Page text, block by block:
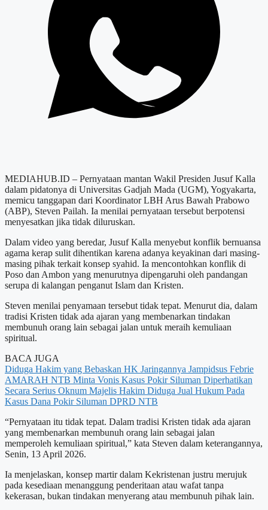
MEDIAHUB.ID – Pernyataan mantan Wakil Presiden Jusuf Kalla
dalam pidatonya di Universitas Gadjah Mada (UGM), Yogyakarta,
memicu tanggapan dari Koordinator LBH Arus Bawah Prabowo
(ABP), Steven Pailah. Ia menilai pernyataan tersebut berpotensi
menyesatkan jika tidak diluruskan.
Dalam video yang beredar, Jusuf Kalla menyebut konflik bernuansa
agama kerap sulit dihentikan karena adanya keyakinan dari masing-
masing pihak terkait konsep syahid. Ia mencontohkan konflik di
Poso dan Ambon yang menurutnya dipengaruhi oleh pandangan
serupa di kalangan penganut Islam dan Kristen.
Steven menilai penyamaan tersebut tidak tepat. Menurut dia, dalam
tradisi Kristen tidak ada ajaran yang membenarkan tindakan
membunuh orang lain sebagai jalan untuk meraih kemuliaan
spiritual.
BACA JUGA
Diduga Hakim yang Bebaskan HK Jaringannya Jampidsus Febrie
AMARAH NTB Minta Vonis Kasus Pokir Siluman Diperhatikan
Secara Serius Oknum Majelis Hakim Diduga Jual Hukum Pada
Kasus Dana Pokir Siluman DPRD NTB
“Pernyataan itu tidak tepat. Dalam tradisi Kristen tidak ada ajaran
yang membenarkan membunuh orang lain sebagai jalan
memperoleh kemuliaan spiritual,” kata Steven dalam keterangannya,
Senin, 13 April 2026.
Ia menjelaskan, konsep martir dalam Kekristenan justru merujuk
pada kesediaan menanggung penderitaan atau wafat tanpa
kekerasan, bukan tindakan menyerang atau membunuh pihak lain.